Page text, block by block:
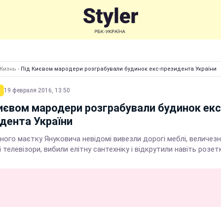
› Під Києвом мародери розграбували будинок екс-президента України
19 февраля 2016, 13:50
мародери розграбували будинок
України
маєтку Януковича невідомі вивезли дорогі меблі,
телевізори, вибили елітну сантехніку і відкрутили навіть